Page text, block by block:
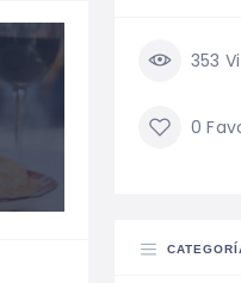
353
0